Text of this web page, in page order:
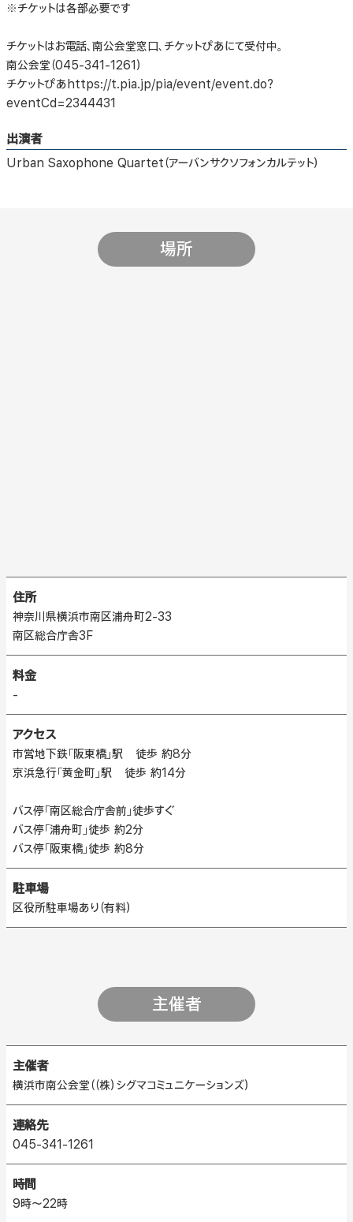
※チケットは各部必要です
チケットはお電話、南公会堂窓口、チケットぴあにて受付中。
南公会堂（045-341-1261）
チケットぴあhttps://t.pia.jp/pia/event/event.do?
eventCd=2344431
出演者
Urban Saxophone Quartet（アーバンサクソフォンカルテット）
場所
住所
神奈川県横浜市南区浦舟町2-33
南区総合庁舎3F
料金
-
アクセス
市営地下鉄「阪東橋」駅 徒歩 約8分
京浜急行「黄金町」駅 徒歩 約14分
バス停「南区総合庁舎前」徒歩すぐ
バス停「浦舟町」徒歩 約2分
バス停「阪東橋」徒歩 約8分
駐車場
区役所駐車場あり（有料）
主催者
主催者
横浜市南公会堂（（株）シグマコミュニケーションズ）
連絡先
045-341-1261
時間
9時～22時